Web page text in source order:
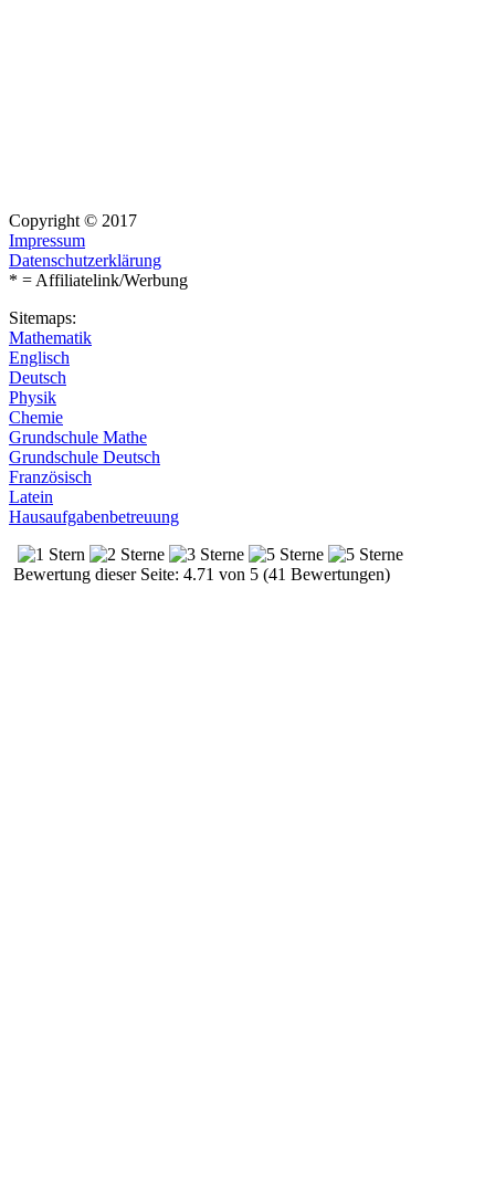
Copyright © 2017
Impressum
Datenschutzerklärung
* = Affiliatelink/Werbung
Sitemaps:
Mathematik
Englisch
Deutsch
Physik
Chemie
Grundschule Mathe
Grundschule Deutsch
Französisch
Latein
Hausaufgabenbetreuung
Bewertung dieser Seite: 4.71 von 5 (41 Bewertungen)